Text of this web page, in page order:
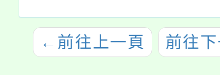
← 前往上一頁 前往